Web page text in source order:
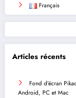
Français
Articles récents
Fond d’écran
Android, PC et Mac